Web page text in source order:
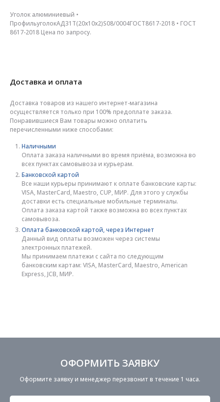
Уголок алюминиевый •
ПрофильуголокАД31Т(20х10х2)S08/0004ГОСТ8617-2018 • ГОСТ
8617-2018 Цена по запросу.
Доставка и оплата
Доставка товаров из нашего интернет-магазина
осуществляется только при 100% предоплате заказа.
Понравившиеся Вам товары можно оплатить
перечисленными ниже способами:
Наличными
Оплата заказа наличными во время приёма, возможна во
всех пунктах самовывоза и курьерам.
Банковской картой
Все наши курьеры принимают к оплате банковские карты:
VISA, MasterCard, Maestro, CUP, МИР. Для этого у службы
доставки есть специальные мобильные терминалы.
Оплата заказа картой также возможна во всех пунктах
самовывоза.
Оплата банковской картой, через Интернет
Данный вид оплаты возможен через системы
электронных платежей.
Мы принимаем платежи с сайта по следующим
банковским картам: VISA, MasterCard, Maestro, American
Express, JCB, МИР.
ОФОРМИТЬ ЗАЯВКУ
Оформите заявку и менеджер перезвонит в течение 1 часа.